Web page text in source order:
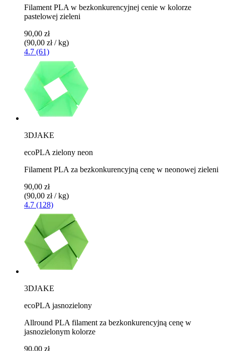
Filament PLA w bezkonkurencyjnej cenie w kolorze
pastelowej zieleni
90,00 zł
(90,00 zł / kg)
4.7 (61)
3DJAKE
ecoPLA zielony neon
Filament PLA za bezkonkurencyjną cenę w neonowej zieleni
90,00 zł
(90,00 zł / kg)
4.7 (128)
3DJAKE
ecoPLA jasnozielony
Allround PLA filament za bezkonkurencyjną cenę w
jasnozielonym kolorze
90,00 zł